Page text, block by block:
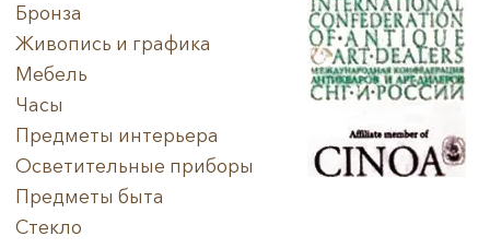
Бронза
Живопись и графика
Мебель
Часы
Предметы интерьера
Осветительные приборы
Предметы быта
Стекло